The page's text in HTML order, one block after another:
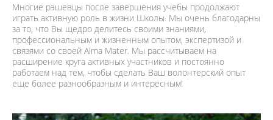
Многие рэшевцы после завершения учебы продолжают
играть активную роль в жизни Школы. Мы очень благодарны
за то, что Вы щедро делитесь своими знаниями,
профессиональным и жизненным опытом, экспертизой и
связями со своей Alma Mater. Мы рассчитываем на
расширение круга активных участников и постоянно
работаем над тем, чтобы сделать Ваш волонтерский опыт
еще более разнообразным и интересным!